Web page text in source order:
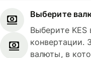
Выберите
Выберите
конвертации.
валюты, в